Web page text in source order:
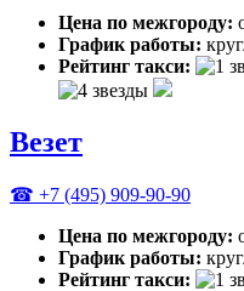
Цена по межгороду:
График работы:
Рейтинг такси:
Везет
☎ +7 (495) 909-90-90
Цена по межгороду:
График работы:
Рейтинг такси: